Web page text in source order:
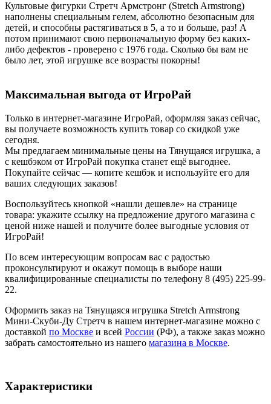
Культовые фигурки Стретч Армстронг (Stretch Armstrong)
наполнены специальным гелем, абсолютно безопасным для
детей, и способны растягиваться в 5, а то и больше, раз! А
потом принимают свою первоначальную форму без каких-
либо дефектов - проверено с 1976 года. Сколько бы вам не
было лет, этой игрушке все возрасты покорны!
Максимальная выгода от ИгроРай
Только в интернет-магазине ИгроРай, оформляя заказ сейчас,
вы получаете возможность купить товар со скидкой уже
сегодня.
Мы предлагаем минимальные цены на Тянущаяся игрушка, а
с кешбэком от ИгроРай покупка станет ещё выгоднее.
Покупайте сейчас — копите кешбэк и используйте его для
ваших следующих заказов!
Воспользуйтесь кнопкой «нашли дешевле» на странице
товара: укажите ссылку на предложение другого магазина с
ценой ниже нашей и получите более выгодные условия от
ИгроРай!
По всем интересующим вопросам вас с радостью
проконсультируют и окажут помощь в выборе наши
квалифицированные специалисты по телефону 8 (495) 225-99-
22.
Оформить заказ на Тянущаяся игрушка Stretch Armstrong
Мини-Скуби-Ду Стретч в нашем интернет-магазине можно с
доставкой по Москве и всей России (РФ), а также заказ можно
забрать самостоятельно из нашего магазина в Москве.
Характеристики